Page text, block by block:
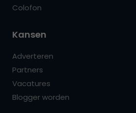
Colofon
Kansen
Adverteren
Partners
Vacatures
Blogger worden